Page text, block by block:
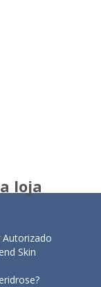
loja
Autorizado
Skin